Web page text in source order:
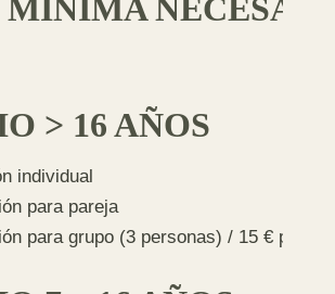
MÍNIMA
> 16 AÑOS
individual
para pareja
para grupo (3 personas) / 15 €